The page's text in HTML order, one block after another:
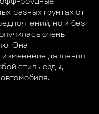
офф-роудные
разных грунтах от
но и без
очень
Она
изменение давления
стиль езды,